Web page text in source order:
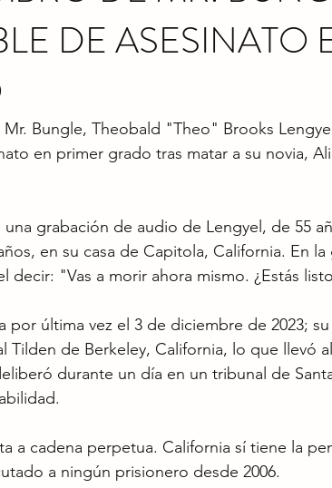
DE ASESINATO
Bungle, Theobald "Theo" Brooks
en primer grado tras matar a su novia,
grabación de audio de Lengyel, de 55
en su casa de Capitola, California. En
decir: "Vas a morir ahora mismo. ¿Estás
por última vez el 3 de diciembre de 2023;
Tilden de Berkeley, California, lo que llevó
durante un día en un tribunal de
a cadena perpetua. California sí tiene la
a ningún prisionero desde 2006.